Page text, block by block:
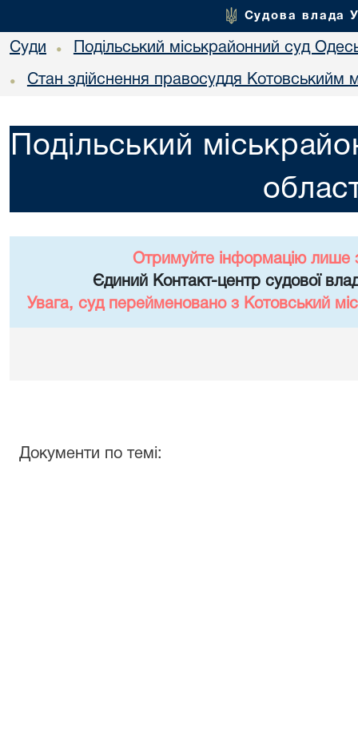
Судова влада
Суди • Подільський міськрайонний суд
• Стан здійснення правосуддя Котовськийм
Подільський
Отримуйте інформацію лише
Єдиний Контакт-центр судової
Увага, суд перейменовано з Котовський
Документи по темі: